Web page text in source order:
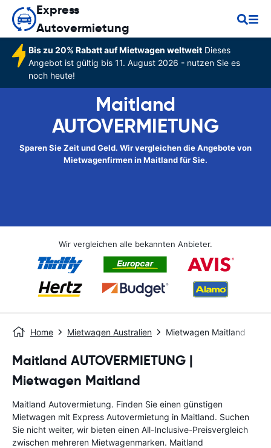
Express
Autovermietung
Bis zu 20% Rabatt auf Mietwagen weltweitDieses
Angebot ist gültig bis 11. August 2026 - nutzen Sie es
noch heute!
Maitland
AUTOVERMIETUNG
Sparen Sie Zeit und Geld. Wir vergleichen die Angebote von
Mietwagenfirmen in Maitland für Sie.
Wir vergleichen alle bekannten Anbieter.
Home Mietwagen Australien Mietwagen Maitland
Maitland AUTOVERMIETUNG |
Mietwagen Maitland
Maitland Autovermietung. Finden Sie einen günstigen
Mietwagen mit Express Autovermietung in Maitland. Suchen
Sie nicht weiter, wir bieten einen All-Inclusive-Preisvergleich
zwischen mehreren Mietwagenmarken. Maitland